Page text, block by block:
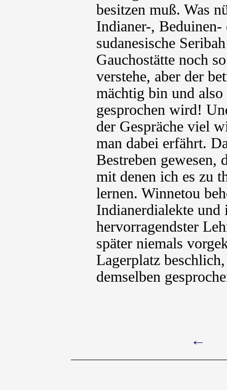
besitzen muß. Was
Indianer-,
sudanesische
Gauchostätte noch
verstehe, aber der
mächtig bin und
gesprochen wird!
der Gespräche viel
man dabei erfährt.
Bestreben gewesen,
mit denen ich es zu
lernen. Winnetou
Indianerdialekte
hervorragendster
später niemals
Lagerplatz
demselben
←